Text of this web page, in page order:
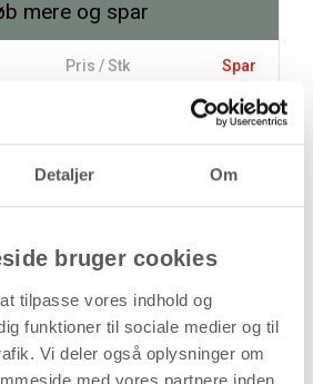
Detaljer Om
bruger cookies
tilpasse vores indhold og
funktioner til sociale medier og til
Vi deler også oplysninger om
med vores partnere inden
mere og spar
Pris / Stk Spar
135,31 kr. 146,25 kr.
149,94
(119,95kr.ekskl. moms)
Leveringsomkostninger